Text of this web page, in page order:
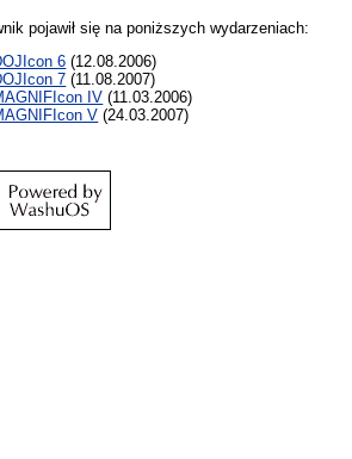
pojawił się na poniższych wydarzeniach:
6 (12.08.2006)
7 (11.08.2007)
IV (11.03.2006)
V (24.03.2007)